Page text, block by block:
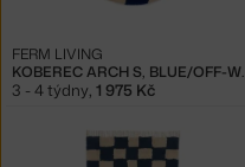
FERM LIVING
3 - 4 týdny, 1 975 Kč